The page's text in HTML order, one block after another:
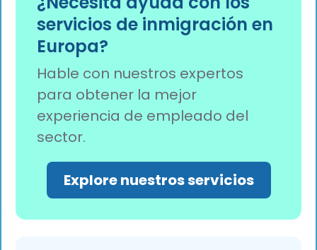
previa inteligente de los formularios y
resúmenes semanales de tareas para agilizar
los flujos de trabajo administrativos y
garantizar que no se incumplan los plazos.
servicios de inmigración en
Europa?
Hable con nuestros expertos
para obtener la mejor
experiencia de empleado del
sector.
Explore nuestros servicios